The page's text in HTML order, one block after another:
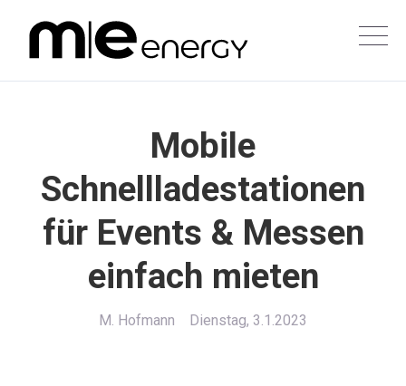
Mobile
Schnellladestationen
für Events & Messen
einfach mieten
M. Hofmann Dienstag, 3.1.2023